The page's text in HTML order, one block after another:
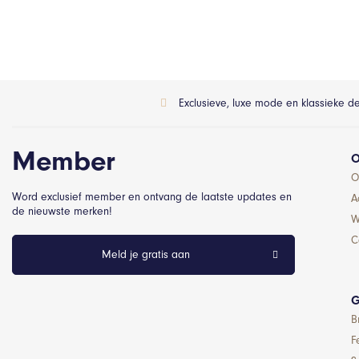
Exclusieve, luxe mode en klassieke
Member
Word exclusief member en ontvang de laatste updates en
de nieuwste merken!
Meld je gratis aan